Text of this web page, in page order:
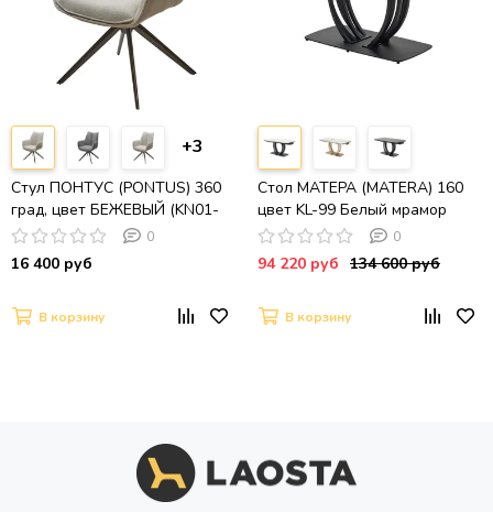
+3
Стул ПОНТУС (PONTUS) 360
град, цвет БЕЖЕВЫЙ (KN01-
05/ BZ1046-11), ткань/
ЧЕРНЫЙ каркас, ®DISAUR
0
16 400 руб
В корзину
Стол МАТЕРА (MATERA) 160
цвет KL-99 Белый мрамор
матовый, итальянская
керамика/ ЧЕРНЫЙ, ®DISAUR
0
94 220 руб 134 600 руб
В корзину